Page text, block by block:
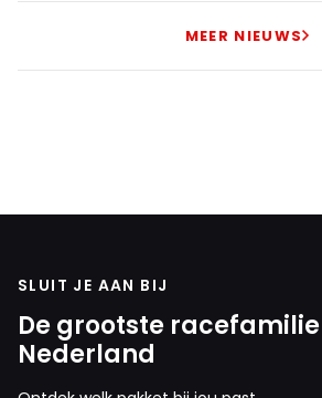
MEER NIEUWS
SLUIT JE AAN BIJ
De grootste
Nederland